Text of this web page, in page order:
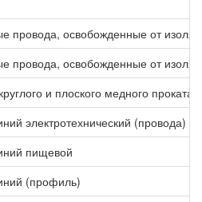
провода, освобожденные от
провода, освобожденные от
и плоского медного проката
электротехнический (провода)
пищевой
(профиль)